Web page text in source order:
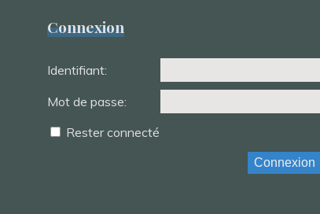
Connexion
Identifiant:
Mot de passe:
Rester connecté
Connexion